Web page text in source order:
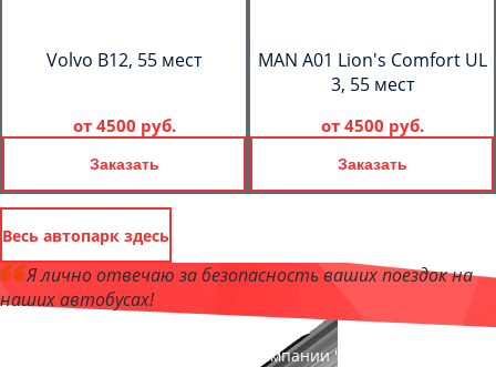
Volvo B12, 55 мест
от 4500 руб.
Заказать
MAN A01 Lion's Comfort UL
3, 55 мест
от 4500 руб.
Заказать
Весь автопарк здесь
Я лично отвечаю за безопасность ваших поездок на
наших автобусах!
, директор компании "ТулаТранс"